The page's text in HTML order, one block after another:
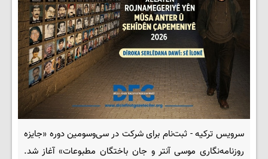
سرویس ترکیه - ثبت‌نام برای شرکت در سی‌وسومین دوره «جایزه
روزنامه‌نگاری موسی آنتر و جان باختگان مطبوعات» آغاز شد.